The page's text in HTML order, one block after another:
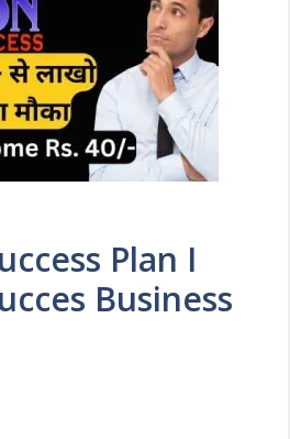
Plan I
Business